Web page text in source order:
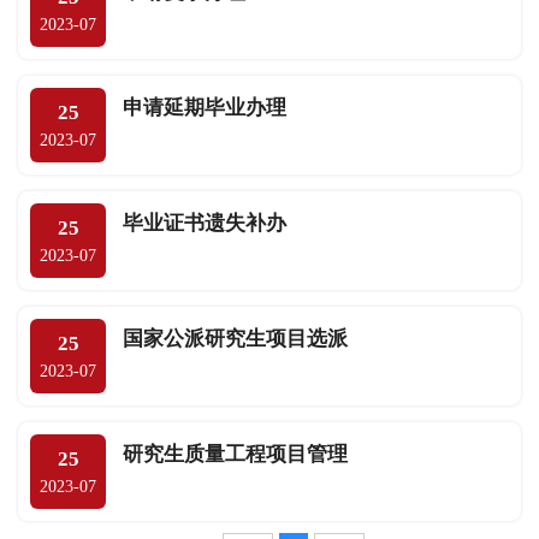
2023-07
25
2023-07
申请延期毕业办理
25
2023-07
毕业证书遗失补办
25
2023-07
国家公派研究生项目选派
25
2023-07
研究生质量工程项目管理